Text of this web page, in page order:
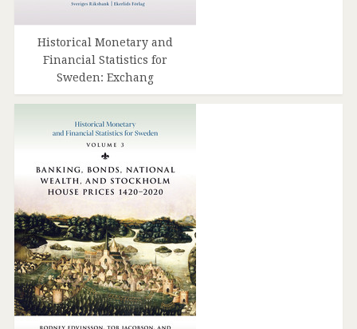
Historical Monetary and
Financial Statistics for
Sweden: Exchang